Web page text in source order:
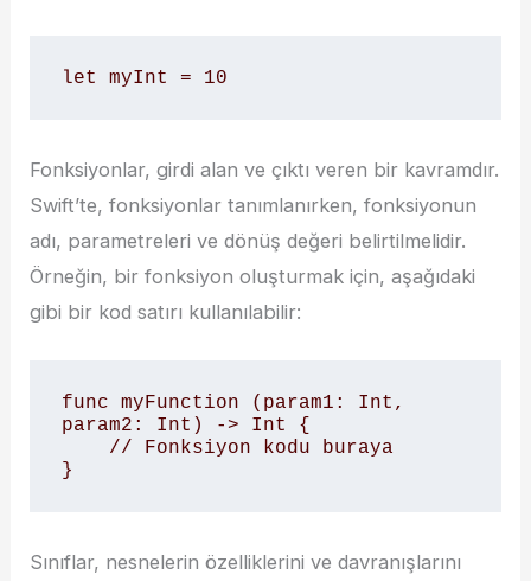
let myInt = 10
Fonksiyonlar, girdi alan ve çıktı veren bir kavramdır.
Swift’te, fonksiyonlar tanımlanırken, fonksiyonun
adı, parametreleri ve dönüş değeri belirtilmelidir.
Örneğin, bir fonksiyon oluşturmak için, aşağıdaki
gibi bir kod satırı kullanılabilir:
func myFunction (param1: Int,
param2: Int) -> Int {
}
Sınıflar, nesnelerin özelliklerini ve davranışlarını